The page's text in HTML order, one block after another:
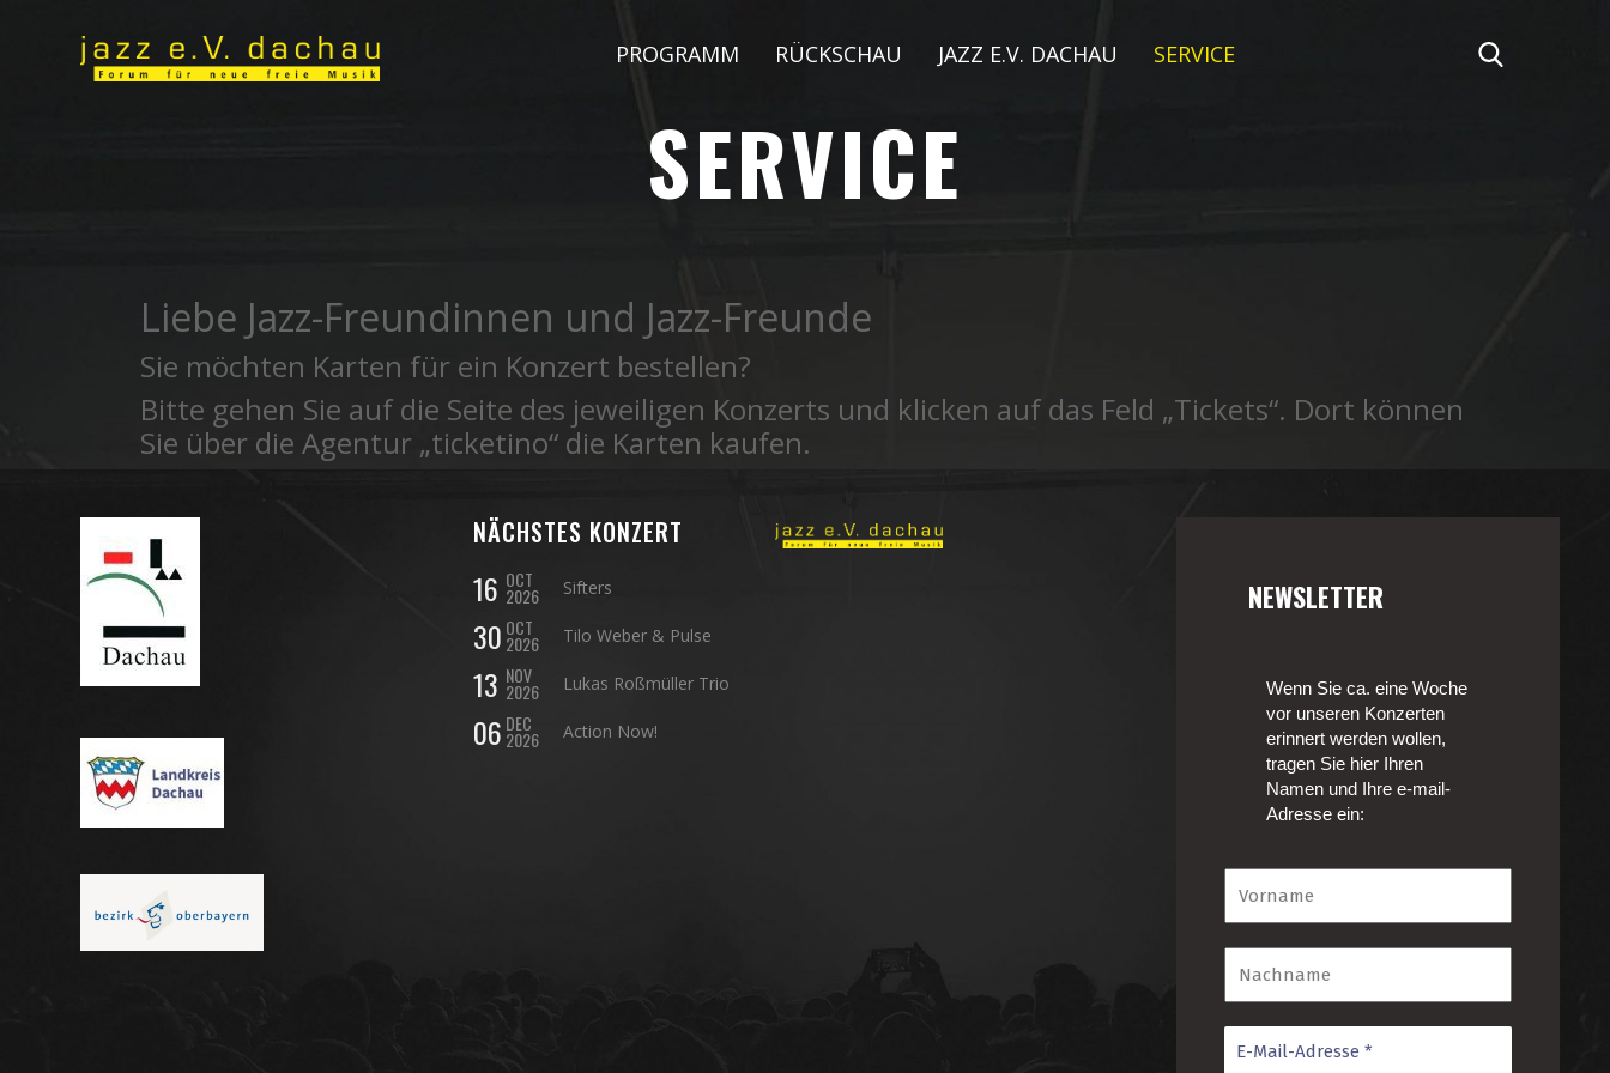
PROGRAMM RÜCKSCHAU JAZZ E.V. DACHAU SERVICE
SERVICE
Liebe Jazz-Freundinnen und Jazz-Freunde
Sie möchten Karten für ein Konzert bestellen?
Bitte gehen Sie auf die Seite des jeweiligen Konzerts und klicken auf das Feld „Tickets“. Dort können
Sie über die Agentur „ticketino“ die Karten kaufen.
NÄCHSTES KONZERT
16 OCT
2026 Sifters
30 OCT
2026 Tilo Weber & Pulse
13 NOV
2026 Lukas Roßmüller Trio
06 DEC
2026 Action Now!
NEWSLETTER
Wenn Sie ca. eine Woche
vor unseren Konzerten
erinnert werden wollen,
tragen Sie hier Ihren
Namen und Ihre e-mail-
Adresse ein: